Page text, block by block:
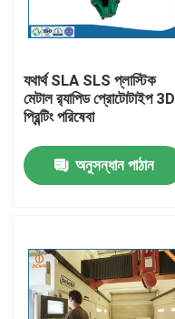
পণ্য
আমাদের সম্পর্কে
যথার্থ SLA SLS প্লাস্টিক
মেটাল র‌্যাপিড প্রোটোটাইপ 3D
প্রিন্টিং পরিষেবা
অনুসন্ধান পাঠান